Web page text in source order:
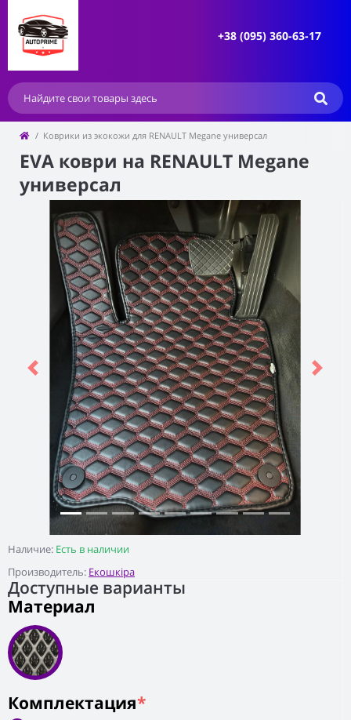
+38 (095) 360-63-17
Коврики из экокожи для RENAULT Megane универсал
EVA коври на RENAULT Megane
универсал
Наличие: Есть в наличии
Производитель: Екошкіра
Previous Next
Доступные варианты
Материал
Комплектация*